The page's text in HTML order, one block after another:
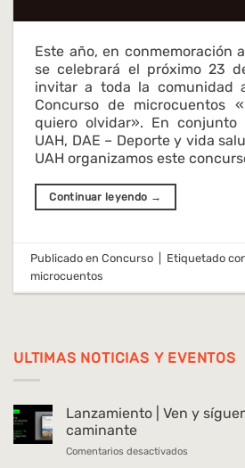
ULTIMAS NOTICIAS Y EVENTOS
Lanzamiento | Ven y
caminante
Comentarios desactivadosen
Este año, en conmemoración
se celebrará el próximo 23
invitar a toda la comunidad
Concurso de microcuentos
quiero olvidar». En conjunto
UAH, DAE – Deporte y vida
UAH organizamos este
Continuar leyendo →
Publicado enConcurso Etiquetado
microcuentos